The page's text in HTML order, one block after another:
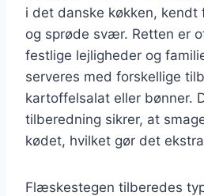
i det danske køkken, kendt
og sprøde svær. Retten er
festlige lejligheder og
serveres med forskellige
kartoffelsalat eller bønner.
tilberedning sikrer, at
kødet, hvilket gør det
Flæskestegen tilberedes